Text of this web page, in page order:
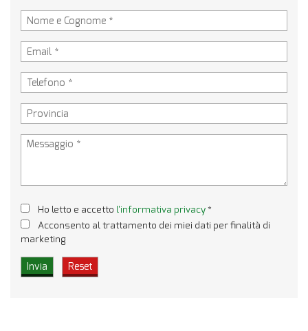
Ho letto e accetto l'informativa privacy*
Acconsento al trattamento dei miei dati per finalità di
marketing